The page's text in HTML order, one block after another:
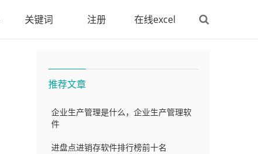
关键词 注册 在线excel
推荐文章
企业生产管理是什么，企业生产管理软
件
进盘点进销存软件排行榜前十名